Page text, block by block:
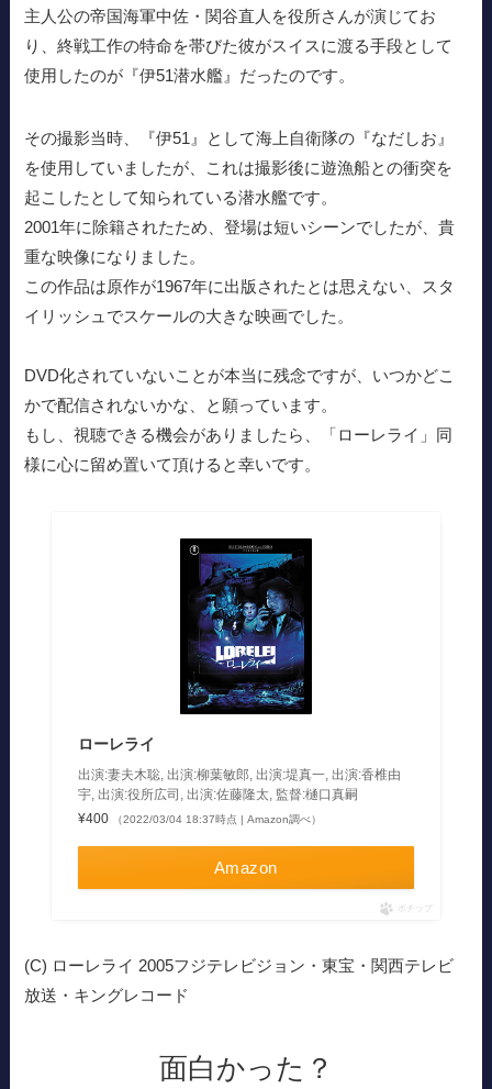
主人公の帝国海軍中佐・関谷直人を役所さんが演じてお
り、終戦工作の特命を帯びた彼がスイスに渡る手段として
使用したのが『伊51潜水艦』だったのです。
その撮影当時、『伊51』として海上自衛隊の『なだしお』
を使用していましたが、これは撮影後に遊漁船との衝突を
起こしたとして知られている潜水艦です。
2001年に除籍されたため、登場は短いシーンでしたが、貴
重な映像になりました。
この作品は原作が1967年に出版されたとは思えない、スタ
イリッシュでスケールの大きな映画でした。
DVD化されていないことが本当に残念ですが、いつかどこ
かで配信されないかな、と願っています。
もし、視聴できる機会がありましたら、「ローレライ」同
様に心に留め置いて頂けると幸いです。
ローレライ
出演:妻夫木聡, 出演:柳葉敏郎, 出演:堤真一, 出演:香椎由
宇, 出演:役所広司, 出演:佐藤隆太, 監督:樋口真嗣
¥400
（2022/03/04 18:37時点 | Amazon調べ）
Amazon
ポチップ
(C) ローレライ 2005フジテレビジョン・東宝・関西テレビ
放送・キングレコード
面白かった？